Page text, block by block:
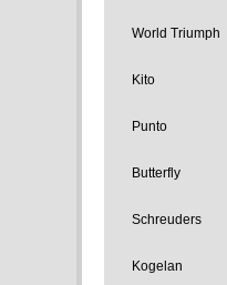
World Triumph
Kito
Punto
Butterfly
Schreuders
Kogelan